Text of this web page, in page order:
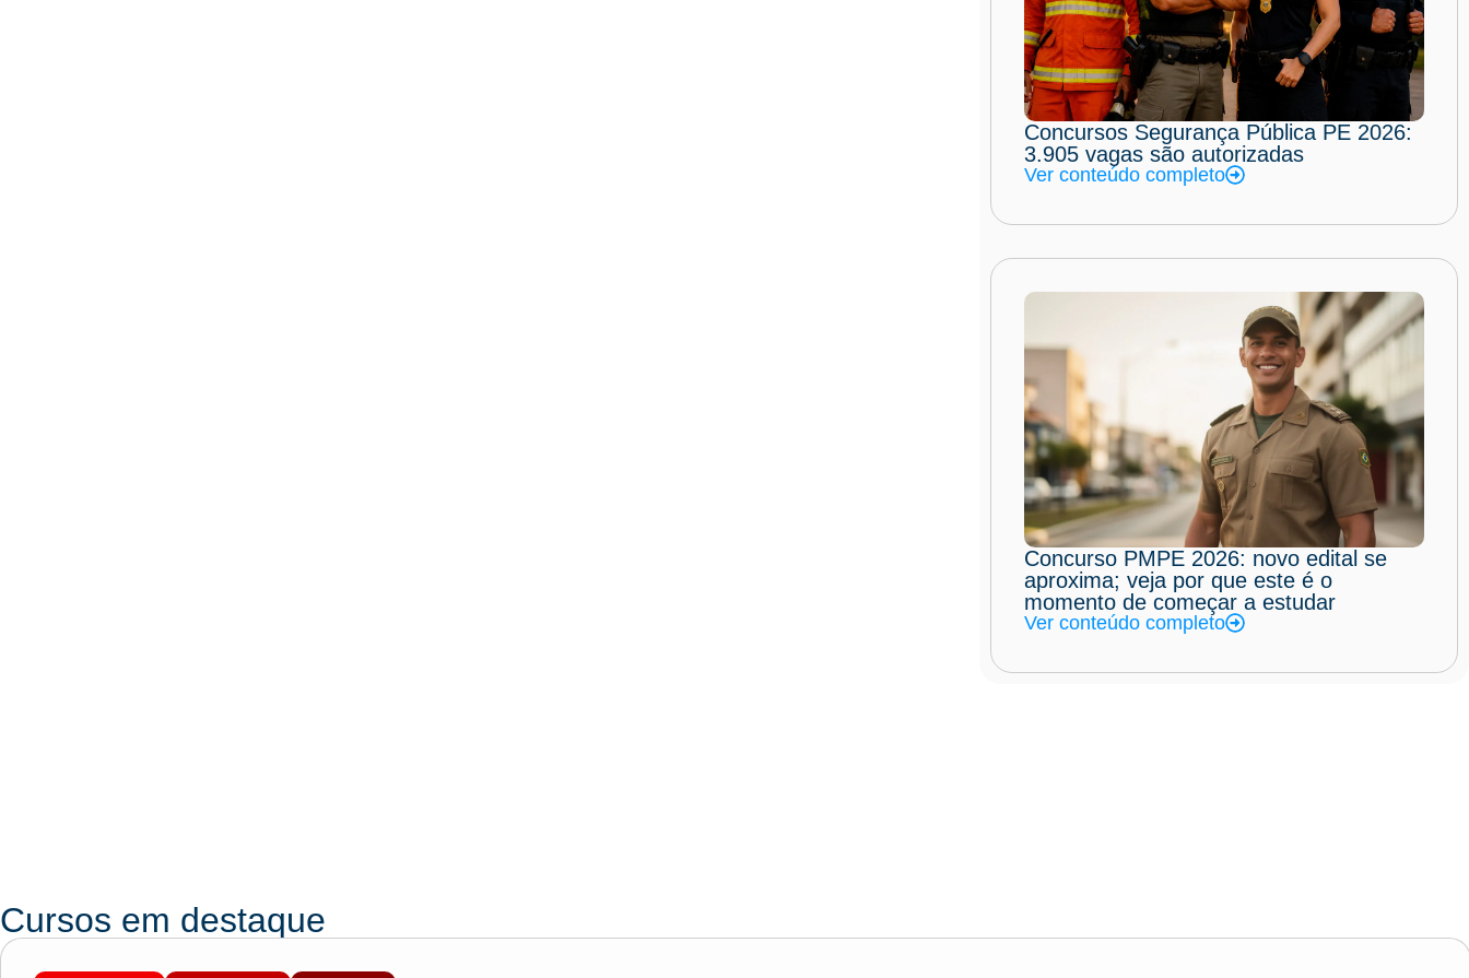
Concursos Segurança Pública PE 2026:
3.905 vagas são autorizadas
Ver conteúdo completo
Concurso PMPE 2026: novo edital se
aproxima; veja por que este é o
momento de começar a estudar
Ver conteúdo completo
Cursos em destaque